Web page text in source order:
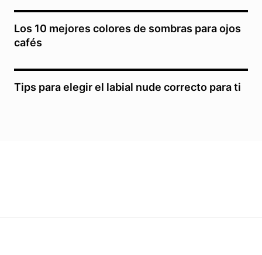
Los 10 mejores colores de sombras para ojos
cafés
Tips para elegir el labial nude correcto para ti